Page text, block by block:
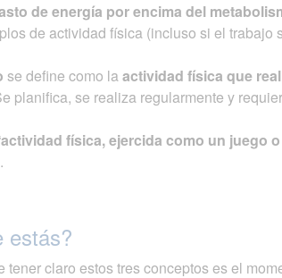
de energía por encima del
de actividad física (incluso si el trabajo
se define como laactividad física que
planifica, se realiza regularmente y
actividad física, ejercida como un juego
estás?
tener claro estos tres conceptos es el